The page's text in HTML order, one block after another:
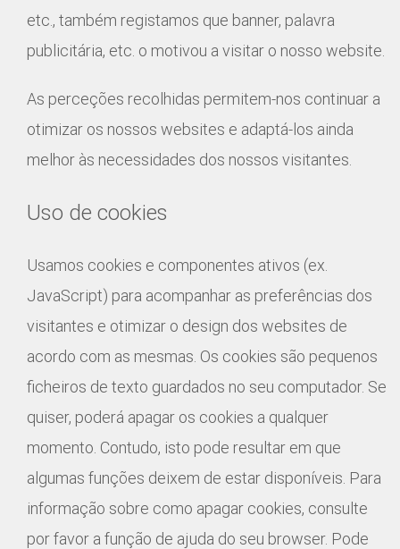
etc., também registamos que banner, palavra
publicitária, etc. o motivou a visitar o nosso website.
As perceções recolhidas permitem-nos continuar a
otimizar os nossos websites e adaptá-los ainda
melhor às necessidades dos nossos visitantes.
Uso de cookies
Usamos cookies e componentes ativos (ex.
JavaScript) para acompanhar as preferências dos
visitantes e otimizar o design dos websites de
acordo com as mesmas. Os cookies são pequenos
ficheiros de texto guardados no seu computador. Se
quiser, poderá apagar os cookies a qualquer
momento. Contudo, isto pode resultar em que
algumas funções deixem de estar disponíveis. Para
informação sobre como apagar cookies, consulte
por favor a função de ajuda do seu browser. Pode